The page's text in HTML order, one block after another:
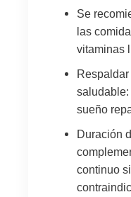
Se
las
vitaminas
sueño
Duración
continuo